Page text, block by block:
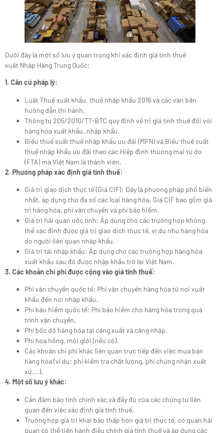
Dưới đây là một số lưu ý quan trọng khi xác định giá tính thuế
xuất Nhập Hàng Trung Quốc:
1. Căn cứ pháp lý:
Luật Thuế xuất khẩu, thuế nhập khẩu 2016 và các văn bản
hướng dẫn thi hành.
Thông tư 205/2010/TT-BTC quy định về trị giá tính thuế đối với
hàng hóa xuất khẩu, nhập khẩu.
Biểu thuế suất thuế nhập khẩu ưu đãi (MFN) và Biểu thuế suất
thuế nhập khẩu ưu đãi theo các Hiệp định thương mại tự do
(FTA) mà Việt Nam là thành viên.
2. Phương pháp xác định giá tính thuế:
Giá trị giao dịch thực tế (Giá CIF): Đây là phương pháp phổ biến
nhất, áp dụng cho đa số các loại hàng hóa. Giá CIF bao gồm giá
trị hàng hóa, phí vận chuyển và phí bảo hiểm.
Giá trị hải quan ước tính: Áp dụng cho các trường hợp không
thể xác định được giá trị giao dịch thực tế, ví dụ như hàng hóa
do người liên quan nhập khẩu.
Giá trị tái nhập khẩu: Áp dụng cho các trường hợp hàng hóa
xuất khẩu sau đó được nhập khẩu trở lại Việt Nam.
3. Các khoản chi phí được cộng vào giá tính thuế:
Phí vận chuyển quốc tế: Phí vận chuyển hàng hóa từ nơi xuất
khẩu đến nơi nhập khẩu.
Phí bảo hiểm quốc tế: Phí bảo hiểm cho hàng hóa trong quá
trình vận chuyển.
Phí bốc dỡ hàng hóa tại cảng xuất và cảng nhập.
Phí hoa hồng, môi giới (nếu có).
Các khoản chi phí khác liên quan trực tiếp đến việc mua bán
hàng hóa (ví dụ: phí kiểm tra chất lượng, phí chứng nhận xuất
xứ,…).
4. Một số lưu ý khác:
Cần đảm bảo tính chính xác và đầy đủ của các chứng từ liên
quan đến việc xác định giá tính thuế.
Trường hợp giá trị khai báo thấp hơn giá trị thực tế, cơ quan hải
quan có thể tiến hành điều chỉnh giá tính thuế và áp dụng các